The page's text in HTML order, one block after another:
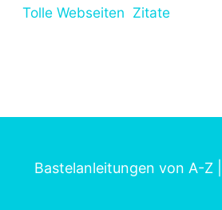
Tolle Webseiten Zitate
Bastelanleitungen von A-Z|